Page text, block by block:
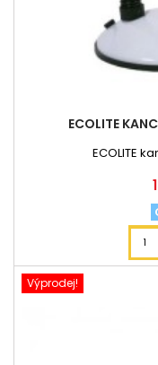
ECOLITE
ECOLITE
Výprodej!